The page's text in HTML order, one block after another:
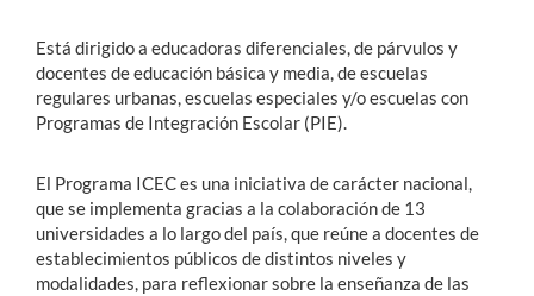
Está dirigido a educadoras diferenciales, de párvulos y
docentes de educación básica y media, de escuelas
regulares urbanas, escuelas especiales y/o escuelas con
Programas de Integración Escolar (PIE).
El Programa ICEC es una iniciativa de carácter nacional,
que se implementa gracias a la colaboración de 13
universidades a lo largo del país, que reúne a docentes de
establecimientos públicos de distintos niveles y
modalidades, para reflexionar sobre la enseñanza de las